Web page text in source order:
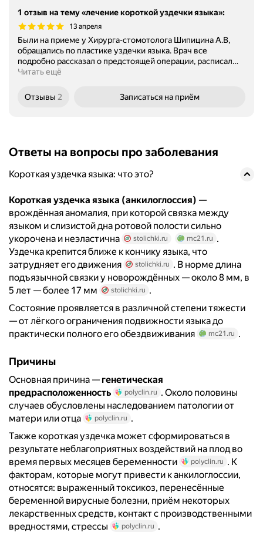
1 отзыв на тему «лечение короткой уздечки языка»:
13 апреля
Были на приеме у Хирурга-стомотолога Шипицина А.В,
обращались по пластике уздечки языка. Врач все
подробно рассказал о предстоящей операции, расписал…
Читать ещё
Отзывы 2 Записаться на приём
Ответы на вопросы про заболевания
Короткая уздечка языка: что это?
Короткая уздечка языка (анкилоглоссия) —
врождённая аномалия, при которой связка между
языком и слизистой дна ротовой полости сильно
укорочена и неэластична
stolichki.ru mc21.ru .
Уздечка крепится ближе к кончику языка, что
затрудняет его движения
stolichki.ru . В норме длина
подъязычной связки у новорождённых — около 8 мм, в
5 лет — более 17 мм
stolichki.ru .
Состояние проявляется в различной степени тяжести
— от лёгкого ограничения подвижности языка до
практически полного его обездвиживания
mc21.ru .
Причины
Основная причина — генетическая
предрасположенность
polyclin.ru . Около половины
случаев обусловлены наследованием патологии от
матери или отца
polyclin.ru .
Также короткая уздечка может сформироваться в
результате неблагоприятных воздействий на плод во
время первых месяцев беременности
polyclin.ru . К
факторам, которые могут привести к анкилоглоссии,
относятся: выраженный токсикоз, перенесённые
беременной вирусные болезни, приём некоторых
лекарственных средств, контакт с производственными
вредностями, стрессы
polyclin.ru .